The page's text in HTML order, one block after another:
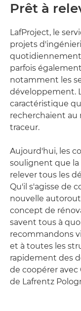
Prêt à
LafProject, le
projets
parfois
notamment les
développement.
caractéristique
recherchaient
traceur.
Aujourd'hui, les
soulignent que la
relever tous les
Qu'il s'agisse de
nouvelle
concept de
savent tous à
recommandons
et à toutes les
rapidement des
de coopérer avec
de Lafrentz